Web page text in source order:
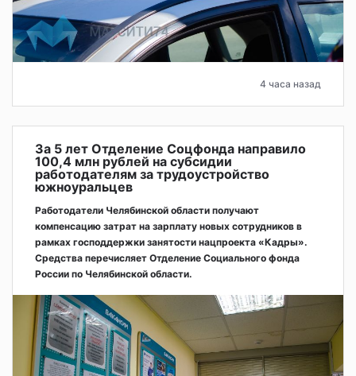
4 часа назад
За 5 лет Отделение Соцфонда направило
100,4 млн рублей на субсидии
работодателям за трудоустройство
южноуральцев
Работодатели Челябинской области получают
компенсацию затрат на зарплату новых сотрудников в
рамках господдержки занятости нацпроекта «Кадры».
Средства перечисляет Отделение Социального фонда
России по Челябинской области.